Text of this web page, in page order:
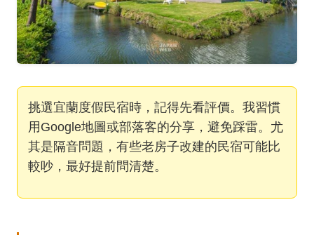
挑選宜蘭度假民宿時，記得先看評價。我習慣
用Google地圖或部落客的分享，避免踩雷。尤
其是隔音問題，有些老房子改建的民宿可能比
較吵，最好提前問清楚。